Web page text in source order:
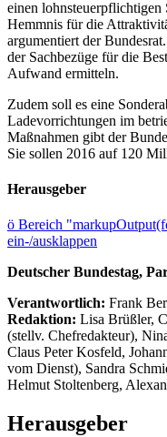
einen lohnsteuerpflichtigen
Hemmnis für die
argumentiert der
der Sachbezüge für die
Aufwand ermitteln.
Zudem soll es eine
Ladevorrichtungen im
Maßnahmen gibt der
Sie sollen 2016 auf 120
Herausgeber
ö Bereich
ein-/ausklappen
Deutscher Bundestag,
Verantwortlich: Frank
Redaktion: Lisa Brüßler,
(stellv. Chefredakteur),
Claus Peter Kosfeld,
vom Dienst), Sandra
Helmut Stoltenberg,
Herausgeber